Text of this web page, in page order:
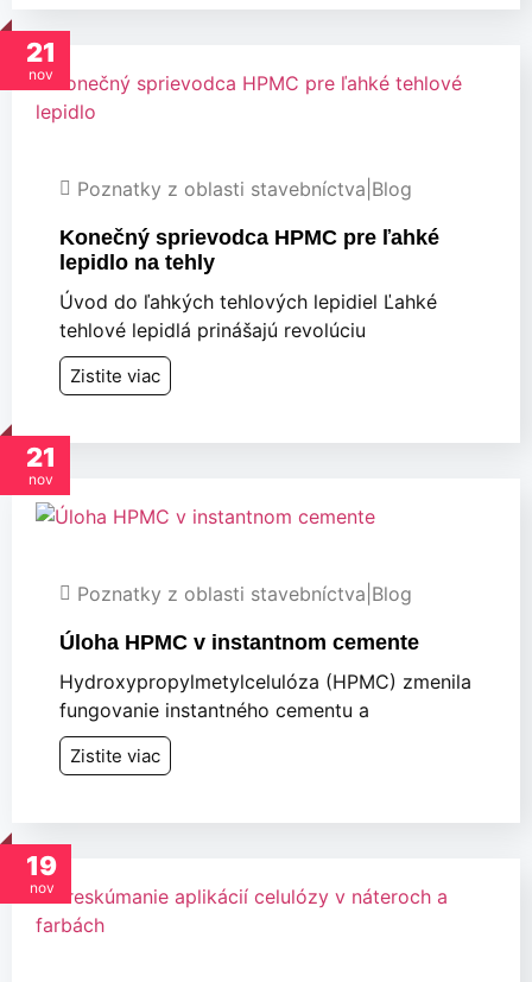
21
nov
Poznatky z oblasti stavebníctva Blog
Konečný sprievodca HPMC pre ľahké
lepidlo na tehly
Úvod do ľahkých tehlových lepidiel Ľahké
tehlové lepidlá prinášajú revolúciu
Zistite viac
21
nov
Poznatky z oblasti stavebníctva Blog
Úloha HPMC v instantnom cemente
Hydroxypropylmetylcelulóza (HPMC) zmenila
fungovanie instantného cementu a
Zistite viac
19
nov